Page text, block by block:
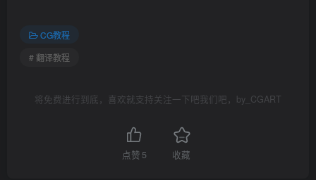
CG教程
# 翻译教程
将免费进行到底，喜欢就支持关注一下吧我们吧，by_CGART
点赞 5 收藏